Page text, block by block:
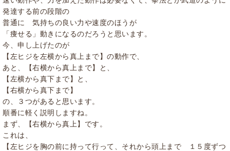
発達する前の段階の
普通に 気持ちの良い力や速度のほうが
「痩せる」動きになるのだろうと思います。
今、申し上げたのが
【左ヒジを左横から真上まで】の動作で、
あと、【右横から真上まで】と、
【左横から真下まで】と、
【右横から真下まで】
の、３つがあると思います。
順番に軽く説明しますね。
まず、【右横から真上】です。
これは、
【左ヒジを胸の前に持って行って、それから頭上まで １５度ずつ